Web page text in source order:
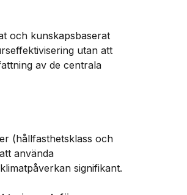
och kunskapsbaserat
utan att
av de centrala
(hållfasthetsklass och
använda
signifikant.